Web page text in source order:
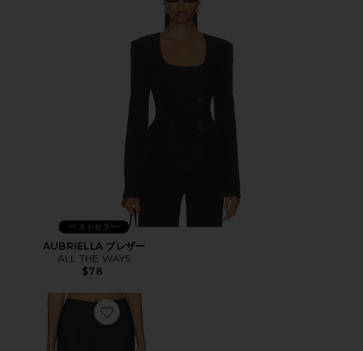
ベストセラー
AUBRIELLA ブレザー
ALL THE WAYS
$78
Favorite LARISSA パンツ